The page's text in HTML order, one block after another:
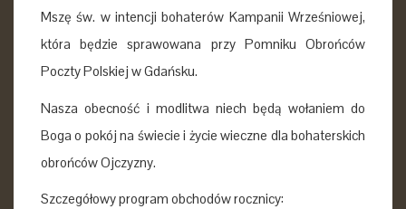
Mszę św. w intencji bohaterów Kampanii Wrześniowej,
która będzie sprawowana przy Pomniku Obrońców
Poczty Polskiej w Gdańsku.
Nasza obecność i modlitwa niech będą wołaniem do
Boga o pokój na świecie i życie wieczne dla bohaterskich
obrońców Ojczyzny.
Szczegółowy program obchodów rocznicy: